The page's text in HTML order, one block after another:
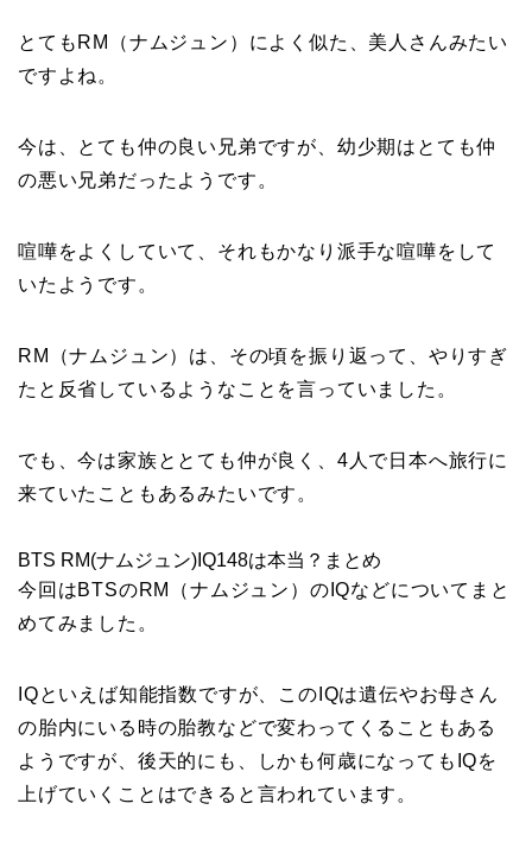
とてもRM（ナムジュン）によく似た、美人さんみたい
ですよね。
今は、とても仲の良い兄弟ですが、幼少期はとても仲
の悪い兄弟だったようです。
喧嘩をよくしていて、それもかなり派手な喧嘩をして
いたようです。
RM（ナムジュン）は、その頃を振り返って、やりすぎ
たと反省しているようなことを言っていました。
でも、今は家族ととても仲が良く、4人で日本へ旅行に
来ていたこともあるみたいです。
BTS RM(ナムジュン)IQ148は本当？まとめ
今回はBTSのRM（ナムジュン）のIQなどについてまと
めてみました。
IQといえば知能指数ですが、このIQは遺伝やお母さん
の胎内にいる時の胎教などで変わってくることもある
ようですが、後天的にも、しかも何歳になってもIQを
上げていくことはできると言われています。